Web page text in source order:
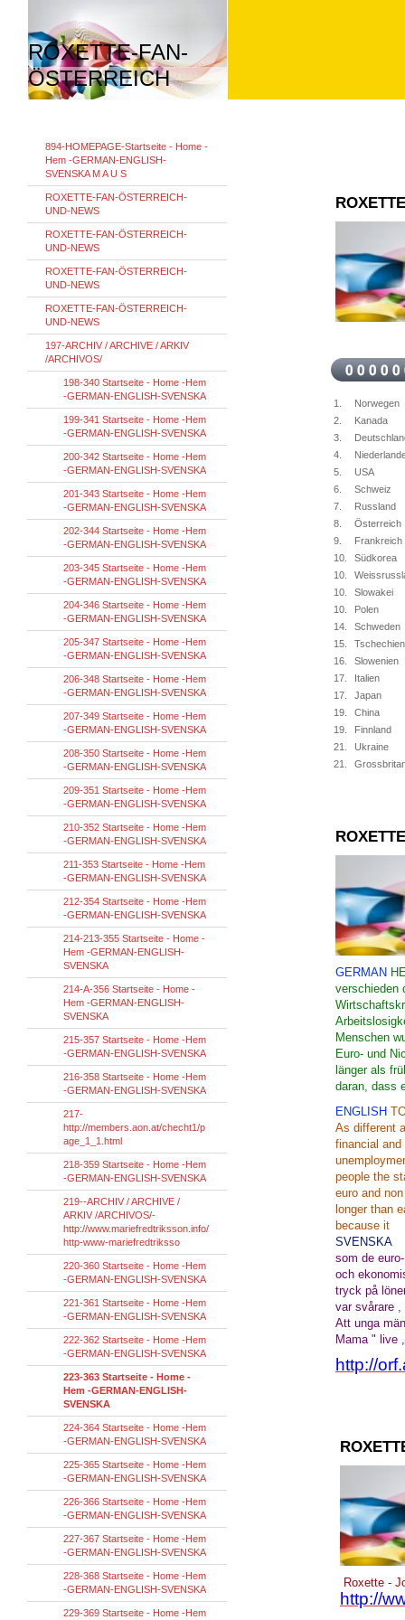
ROXETTE-FAN-
ÖSTERREICH
1.
Norwegen
2.
Kanada
3.
4.
5.
USA
6.
Schweiz
7.
Russland
8.
Österreich
9.
Frankreich
10.
Südkorea
10.
10.
Slowakei
10.
Polen
14.
Schweden
15.
Tschechien
16.
Slowenien
17.
Italien
17.
Japan
19.
China
19.
Finnland
21.
Ukraine
21.
GERMAN
verschieden
Menschen
Euro- und
länger als
daran,
ENGLISH
As different
financial
people the
euro and
longer than
because it
som de
och
tryck på
var svårare ,
Att unga
Mama " live
http://
Roxette -
http://
894-HOMEPAGE-Startseite - Home -
Hem -GERMAN-ENGLISH-
SVENSKA M A U S
ROXETTE-FAN-ÖSTERREICH-
UND-NEWS
ROXETTE-FAN-ÖSTERREICH-
UND-NEWS
ROXETTE-FAN-ÖSTERREICH-
UND-NEWS
ROXETTE-FAN-ÖSTERREICH-
UND-NEWS
197-ARCHIV / ARCHIVE / ARKIV
/ARCHIVOS/
198-340 Startseite - Home -Hem
-GERMAN-ENGLISH-SVENSKA
199-341 Startseite - Home -Hem
-GERMAN-ENGLISH-SVENSKA
200-342 Startseite - Home -Hem
-GERMAN-ENGLISH-SVENSKA
201-343 Startseite - Home -Hem
-GERMAN-ENGLISH-SVENSKA
202-344 Startseite - Home -Hem
-GERMAN-ENGLISH-SVENSKA
203-345 Startseite - Home -Hem
-GERMAN-ENGLISH-SVENSKA
204-346 Startseite - Home -Hem
-GERMAN-ENGLISH-SVENSKA
205-347 Startseite - Home -Hem
-GERMAN-ENGLISH-SVENSKA
206-348 Startseite - Home -Hem
-GERMAN-ENGLISH-SVENSKA
207-349 Startseite - Home -Hem
-GERMAN-ENGLISH-SVENSKA
208-350 Startseite - Home -Hem
-GERMAN-ENGLISH-SVENSKA
209-351 Startseite - Home -Hem
-GERMAN-ENGLISH-SVENSKA
210-352 Startseite - Home -Hem
-GERMAN-ENGLISH-SVENSKA
211-353 Startseite - Home -Hem
-GERMAN-ENGLISH-SVENSKA
212-354 Startseite - Home -Hem
-GERMAN-ENGLISH-SVENSKA
214-213-355 Startseite - Home -
Hem -GERMAN-ENGLISH-
SVENSKA
214-A-356 Startseite - Home -
Hem -GERMAN-ENGLISH-
SVENSKA
215-357 Startseite - Home -Hem
-GERMAN-ENGLISH-SVENSKA
216-358 Startseite - Home -Hem
-GERMAN-ENGLISH-SVENSKA
217-
http://members.aon.at/checht1/p
age_1_1.html
218-359 Startseite - Home -Hem
-GERMAN-ENGLISH-SVENSKA
219--ARCHIV / ARCHIVE /
ARKIV /ARCHIVOS/-
http://www.mariefredtriksson.info/
http-www-mariefredtriksso
220-360 Startseite - Home -Hem
-GERMAN-ENGLISH-SVENSKA
221-361 Startseite - Home -Hem
-GERMAN-ENGLISH-SVENSKA
222-362 Startseite - Home -Hem
-GERMAN-ENGLISH-SVENSKA
223-363 Startseite - Home -
Hem -GERMAN-ENGLISH-
SVENSKA
224-364 Startseite - Home -Hem
-GERMAN-ENGLISH-SVENSKA
225-365 Startseite - Home -Hem
-GERMAN-ENGLISH-SVENSKA
226-366 Startseite - Home -Hem
-GERMAN-ENGLISH-SVENSKA
227-367 Startseite - Home -Hem
-GERMAN-ENGLISH-SVENSKA
228-368 Startseite - Home -Hem
-GERMAN-ENGLISH-SVENSKA
229-369 Startseite - Home -Hem